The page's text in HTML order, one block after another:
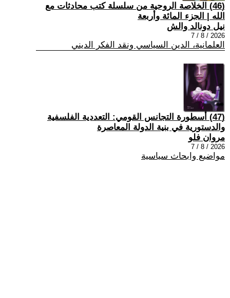
(46) الخلاصة الروحية من سلسلة كتب محادثات مع
الله | الجزء المائة وأربعة
نيل دونالد والش
2026 / 8 / 7
العلمانية، الدين السياسي ونقد الفكر الديني
(47) أسطورة التجانس القومي: التعددية الفلسفية
والدستورية في بنية الدولة المعاصرة
مروان فلو
2026 / 8 / 7
مواضيع وابحاث سياسية